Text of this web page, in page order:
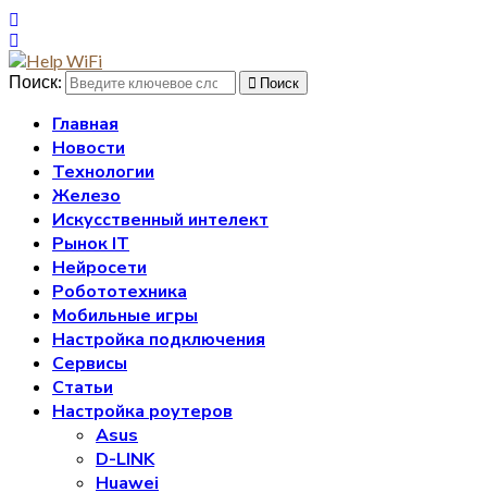
Поиск: Поиск
Главная
Новости
Технологии
Железо
Искусственный интелект
Рынок IT
Нейросети
Робототехника
Мобильные игры
Настройка подключения
Сервисы
Статьи
Настройка роутеров
Asus
D-LINK
Huawei